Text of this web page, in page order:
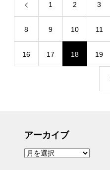
1 2 3
8 9 10 11
16 17 18 19
アーカイブ
ア
ー